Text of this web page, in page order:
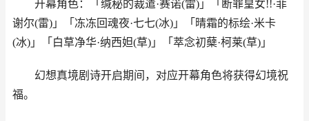
开幕角色：「缄秘的裁遣·赛诺(雷)」「断罪皇女!!·菲
谢尔(雷)」「冻冻回魂夜·七七(冰)」「晴霜的标绘·米卡
(冰)」「白草净华·纳西妲(草)」「萃念初蘖·柯莱(草)」
幻想真境剧诗开启期间，对应开幕角色将获得幻境祝
福。